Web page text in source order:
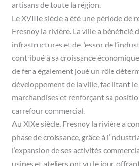
artisans de toute la région.
Le XVIIIe siècle a été une période de
Fresnoy la rivière. La ville a bénéficié
infrastructures et de l’essor de
contribué à sa croissance
de fer a également joué un rôle
développement de la ville, facilitant
marchandises et renforçant sa
carrefour commercial.
Au XIXe siècle, Fresnoy la rivière a
phase de croissance, grâce à
l’expansion de ses activités
usines et ateliers ont vu le jour,